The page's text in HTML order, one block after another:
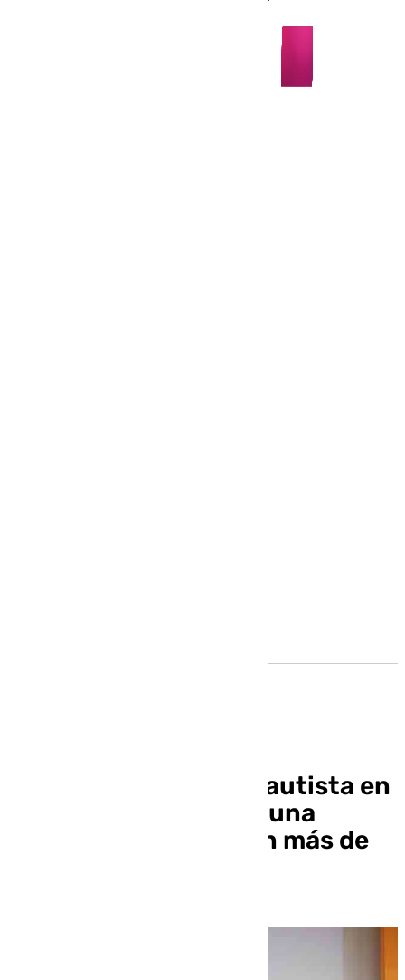
La neurodivergencia autista en
mujeres protagoniza una
jornada en la UMA con más de